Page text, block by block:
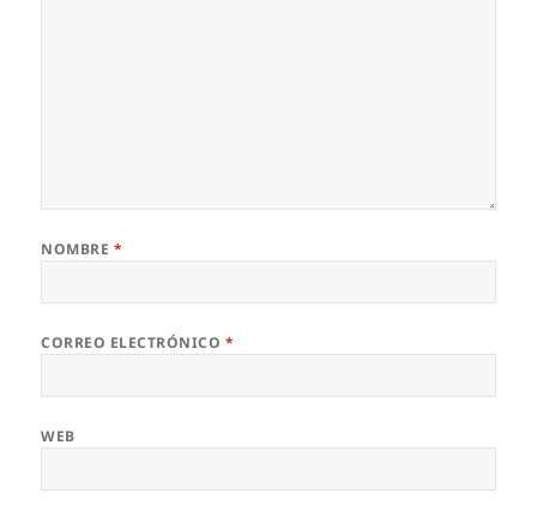
NOMBRE *
CORREO ELECTRÓNICO *
WEB